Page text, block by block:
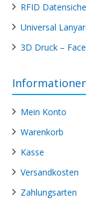
RFID
Universal
3D Druck –
Mein Konto
Warenkorb
Kasse
Versandkosten
Zahlungsarten